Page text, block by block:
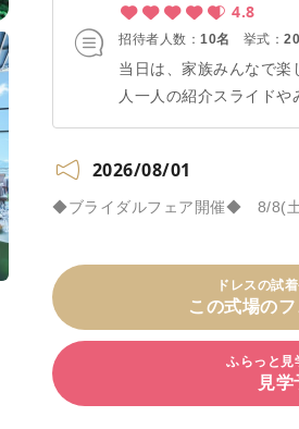
4.8
招待者人数：10名 挙式：
当日は、家族みんなで
人一人の紹介スライドや
ができました。みなさん
できるんだと思える最高
2026/08/01
◆ブライダルフェア開催◆ 8/8(
ドレスの試
この式場の
ふらっと見
見学